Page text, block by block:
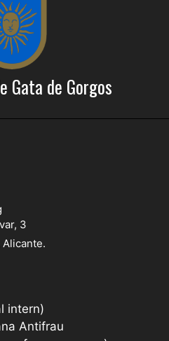
Gata de Gorgos
3
intern)
Antifrau